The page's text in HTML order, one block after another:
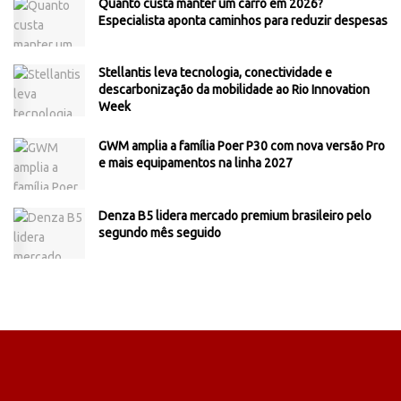
Quanto custa manter um carro em 2026?
Especialista aponta caminhos para reduzir despesas
Stellantis leva tecnologia, conectividade e
descarbonização da mobilidade ao Rio Innovation
Week
GWM amplia a família Poer P30 com nova versão Pro
e mais equipamentos na linha 2027
Denza B5 lidera mercado premium brasileiro pelo
segundo mês seguido